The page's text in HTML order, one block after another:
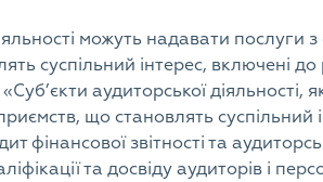
можуть надавати послуги з
суспільний інтерес, включені до
«Суб’єкти аудиторської
що становлять суспільний
фінансової звітності та
та досвіду аудиторів і